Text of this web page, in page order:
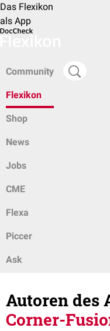
Das Flexikon
als App
Community
Flexikon
Shop
News
Jobs
CME
Flexa
Piccer
Ask
Autoren des
Corner-